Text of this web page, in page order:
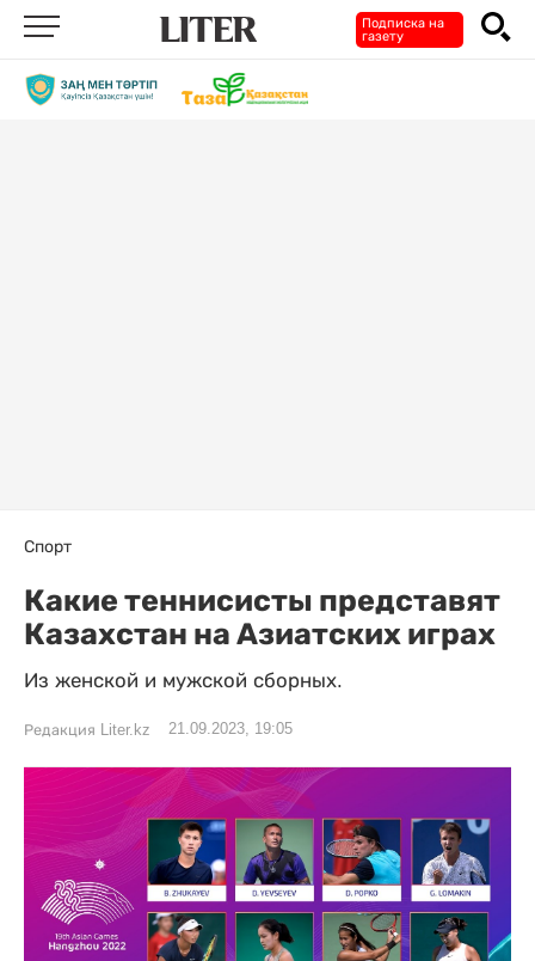
Подписка на
газету
Спорт
Какие теннисисты представят
Казахстан на Азиатских играх
Из женской и мужской сборных.
Редакция Liter.kz 21.09.2023, 19:05